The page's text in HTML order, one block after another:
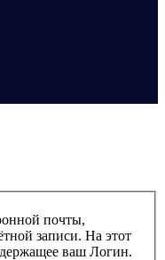
почты,
записи. На этот
ваш Логин.